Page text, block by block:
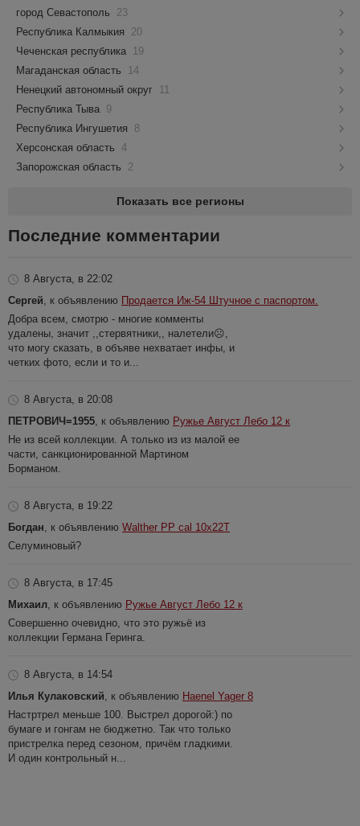
город Севастополь
23
Республика Калмыкия
20
Чеченская республика 19
Магаданская область
14
Ненецкий автономный округ 11
Республика Тыва 9
Республика Ингушетия
8
Херсонская область 4
Запорожская область
2
Показать все регионы
Последние комментарии
8 Августа, в 22:02
Сергей , к объявлению Продается Иж-54 Штучное с паспортом.
Добра всем, смотрю - многие комменты
удалены, значит ,,стервятники,, налетели☹️,
что могу сказать, в объяве нехватает инфы, и
четких фото, если и то и...
8 Августа, в 20:08
ПЕТРОВИЧ=1955 , к объявлению Ружье Август Лебо 12 к
Не из всей коллекции. А только из из малой ее
части, санкционированной Мартином
Борманом.
8 Августа, в 19:22
Богдан , к объявлению Walther PP cal 10x22T
Селуминовый?
8 Августа, в 17:45
Михаил , к объявлению Ружье Август Лебо 12 к
Совершенно очевидно, что это ружьё из
коллекции Германа Геринга.
8 Августа, в 14:54
Илья Кулаковский , к объявлению Haenel Yager 8
Настртрел меньше 100. Выстрел дорогой:) по
бумаге и гонгам не бюджетно. Так что только
пристрелка перед сезоном, причём гладкими.
И один контрольный н...